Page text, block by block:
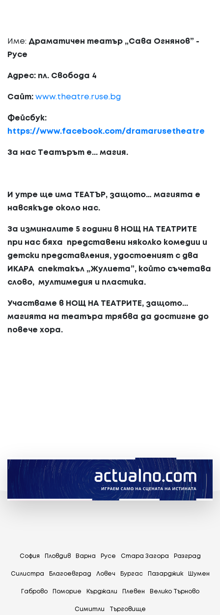
Име: Драматичен театър „Сава Огнянов” -
Русе
Адрес: пл. Свобода 4
Сайт:www.theatre.ruse.bg
Фейсбук:
https://www.facebook.com/dramarusetheatre
За нас Театърът е... магия.
И утре ще има ТЕАТЪР, защото… магията е
навсякъде около нас.
За изминалите 5 години в НОЩ НА ТЕАТРИТЕ
при нас бяха представени няколко комедии и
детски представления, удостоеният с два
ИКАРА спектакъл „Жулиета”, който съчетава
слово, мултимедия и пластика.
Участваме в НОЩ НА ТЕАТРИТЕ, защото...
магията на театъра трябва да достигне до
повече хора.
София Пловдив Варна Русе Стара Загора Разград
Силистра Благоевград Ловеч Бургас Пазарджик Шумен
Габрово Поморие Кърджали Плевен Велико Търново
Симитли Tърговище